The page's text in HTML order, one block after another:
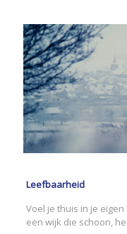
Leefbaarheid
Voel je thuis in je
een wijk die schoon,